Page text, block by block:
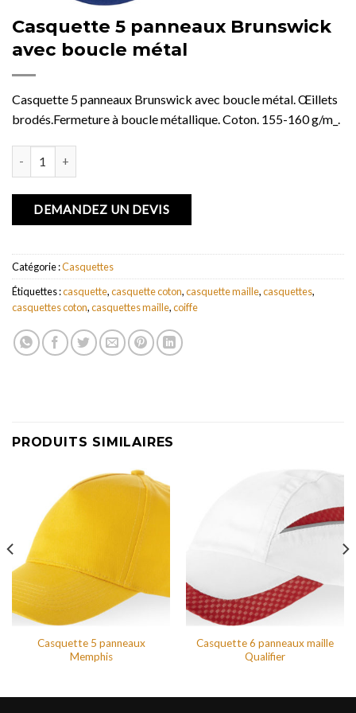
Casquette 5 panneaux Brunswick
avec boucle métal
Casquette 5 panneaux Brunswick avec boucle métal. Œillets
brodés.Fermeture à boucle métallique. Coton. 155-160 g/m_.
DEMANDEZ UN DEVIS
Catégorie :Casquettes
Étiquettes :casquette,casquette coton,casquette maille,casquettes,
casquettes coton,casquettes maille,coiffe
PRODUITS SIMILAIRES
Casquette 5 panneaux
Memphis
Casquette 6 panneaux maille
Qualifier